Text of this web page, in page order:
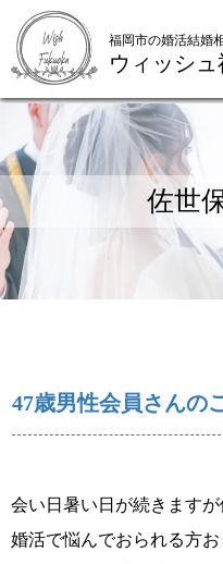
福岡市
福岡市の婚活結婚
ウィッシュ
佐世
47歳男性会員さんの
会い日暑い日が続きます
婚活で悩んでおられる方お